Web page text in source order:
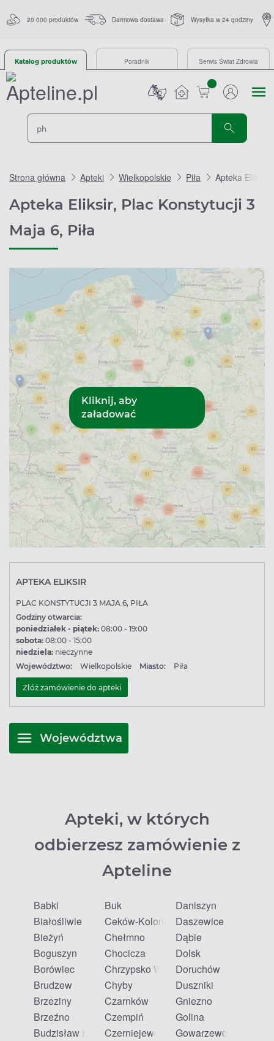
20 000 produktów Darmowa dostawa Wysyłka w 24 godziny
Katalog produktów Poradnik Serwis Świat Zdrowia
sztuk
Strona główna Apteki Wielkopolskie Piła Apteka Eliksir,
Apteka Eliksir, Plac Konstytucji 3
Maja 6, Piła
APTEKA ELIKSIR
PLAC KONSTYTUCJI 3 MAJA 6, PIŁA
Godziny otwarcia:
poniedziałek - piątek: 08:00 - 19:00
sobota: 08:00 - 15:00
niedziela: nieczynne
Województwo:
Wielkopolskie Miasto: Piła
Złóż zamówienie do apteki
Województwa
Apteki, w których
odbierzesz zamówienie z
Apteline
Babki
Białośliwie
Bieżyń
Boguszyn
Borówiec
Brudzew
Brzeziny
Brzeźno
Budzisław Kościelny
Buk
Ceków-Kolonia
Chełmno
Chocicza
Chrzypsko Wielkie
Chyby
Czarnków
Czempiń
Czerniejewo
Daniszyn
Daszewice
Dąbie
Dolsk
Doruchów
Duszniki
Gniezno
Golina
Gowarzewo